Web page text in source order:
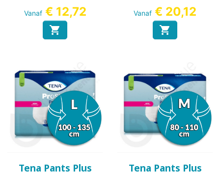
Vanaf € 12,72

Vanaf € 20,12

Tena Pants Plus
Tena Pants Plus